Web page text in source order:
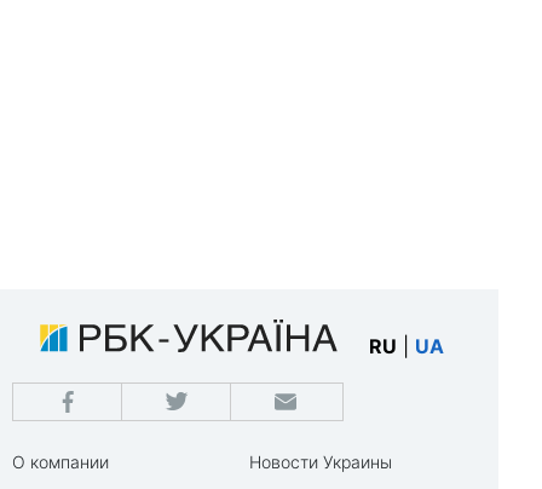
RU UA
О компании
Новости Украины